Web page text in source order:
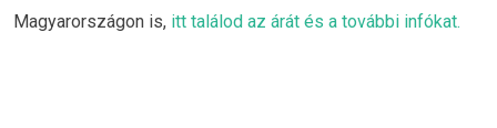
Magyarországon is, itt találod az árát és a további infókat.